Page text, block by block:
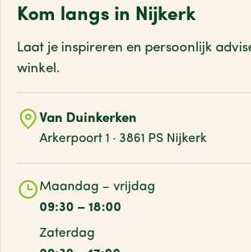
Kom langs in Nijkerk
Laat je inspireren en persoonlijk
winkel.
Van Duinkerken
Arkerpoort 1 · 3861 PS Nijkerk
Maandag – vrijdag
09:30 – 18:00
Zaterdag